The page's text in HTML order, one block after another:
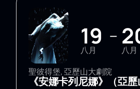
19
八月
—
八月
聖彼得堡, 亞歷山大劇院
《安娜卡列尼娜》（亞歷